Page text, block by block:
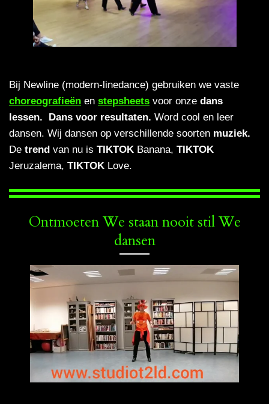
Bij Newline (modern-linedance) gebruiken we vaste
choreografieën en stepsheets voor onze dans
lessen. Dans voor resultaten. Word cool en leer
dansen. Wij dansen op verschillende soorten muziek.
De trend van nu is TIKTOK Banana, TIKTOK
Jeruzalema, TIKTOK Love.
Ontmoeten We staan ​​nooit stil We
dansen